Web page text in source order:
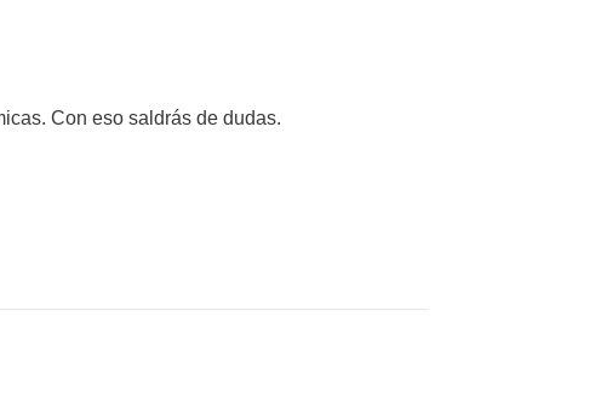
Con eso saldrás de dudas.